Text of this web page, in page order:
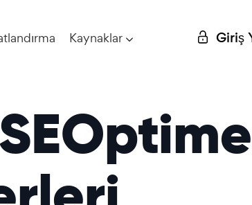
Kaynaklar Giriş